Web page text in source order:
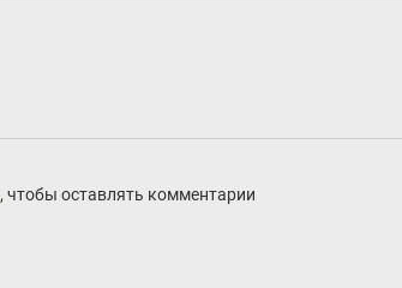
, чтобы оставлять комментарии